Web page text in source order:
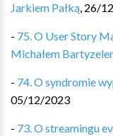
Jarkiem Pałką, 26/
- 75. O User Story
Michałem
- 74. O syndromie
05/12/2023
- 73. O streamingu